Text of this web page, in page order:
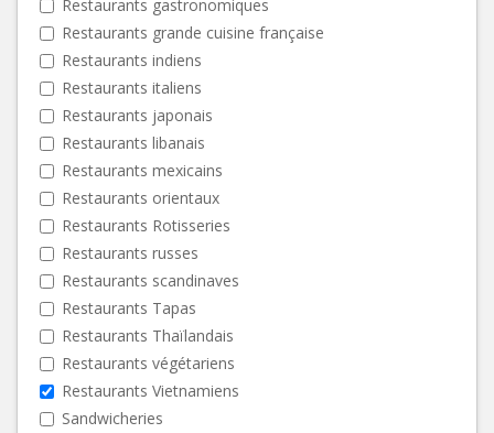
Restaurants gastronomiques
Restaurants grande cuisine française
Restaurants indiens
Restaurants italiens
Restaurants japonais
Restaurants libanais
Restaurants mexicains
Restaurants orientaux
Restaurants Rotisseries
Restaurants russes
Restaurants scandinaves
Restaurants Tapas
Restaurants Thaïlandais
Restaurants végétariens
Restaurants Vietnamiens
Sandwicheries